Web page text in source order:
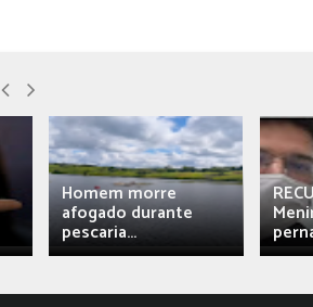
Homem morre
afogado durante
pescaria...